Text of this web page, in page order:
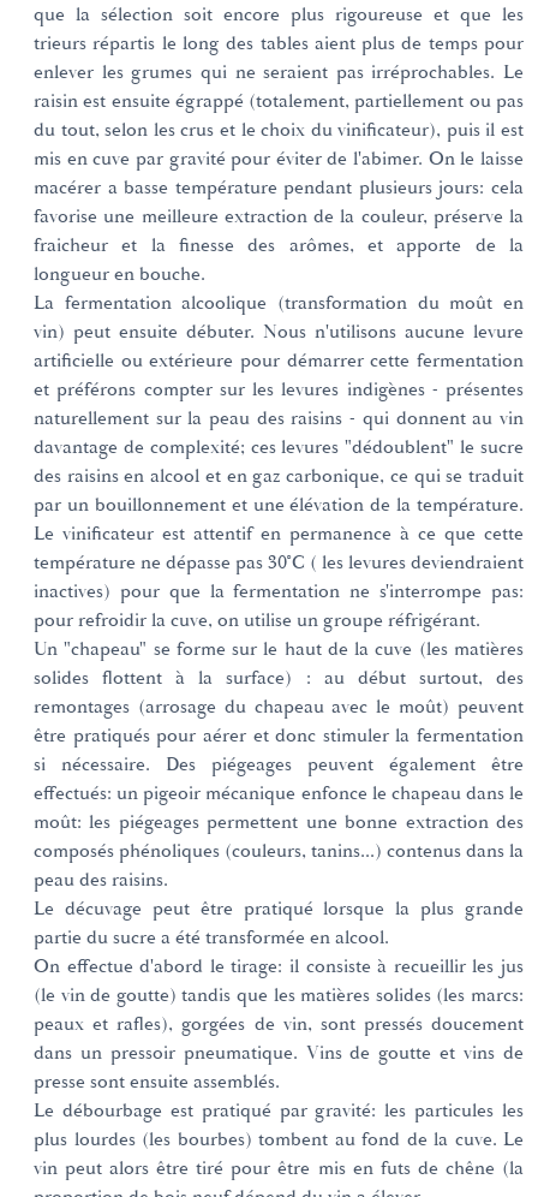
que la sélection soit encore plus rigoureuse et que les
trieurs répartis le long des tables aient plus de temps pour
enlever les grumes qui ne seraient pas irréprochables. Le
raisin est ensuite égrappé (totalement, partiellement ou pas
du tout, selon les crus et le choix du vinificateur), puis il est
mis en cuve par gravité pour éviter de l'abimer. On le laisse
macérer a basse température pendant plusieurs jours: cela
favorise une meilleure extraction de la couleur, préserve la
fraicheur et la finesse des arômes, et apporte de la
longueur en bouche.
La fermentation alcoolique (transformation du moût en
vin) peut ensuite débuter. Nous n'utilisons aucune levure
artificielle ou extérieure pour démarrer cette fermentation
et préférons compter sur les levures indigènes - présentes
naturellement sur la peau des raisins - qui donnent au vin
davantage de complexité; ces levures "dédoublent" le sucre
des raisins en alcool et en gaz carbonique, ce qui se traduit
par un bouillonnement et une élévation de la température.
Le vinificateur est attentif en permanence à ce que cette
température ne dépasse pas 30°C ( les levures deviendraient
inactives) pour que la fermentation ne s'interrompe pas:
pour refroidir la cuve, on utilise un groupe réfrigérant.
Un "chapeau" se forme sur le haut de la cuve (les matières
solides flottent à la surface) : au début surtout, des
remontages (arrosage du chapeau avec le moût) peuvent
être pratiqués pour aérer et donc stimuler la fermentation
si nécessaire. Des piégeages peuvent également être
effectués: un pigeoir mécanique enfonce le chapeau dans le
moût: les piégeages permettent une bonne extraction des
composés phénoliques (couleurs, tanins...) contenus dans la
peau des raisins.
Le décuvage peut être pratiqué lorsque la plus grande
partie du sucre a été transformée en alcool.
On effectue d'abord le tirage: il consiste à recueillir les jus
(le vin de goutte) tandis que les matières solides (les marcs:
peaux et rafles), gorgées de vin, sont pressés doucement
dans un pressoir pneumatique. Vins de goutte et vins de
presse sont ensuite assemblés.
Le débourbage est pratiqué par gravité: les particules les
plus lourdes (les bourbes) tombent au fond de la cuve. Le
vin peut alors être tiré pour être mis en futs de chêne (la